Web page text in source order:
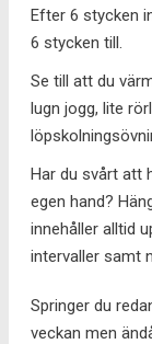
Efter 6 stycken
6 stycken till.
Se till att du
lugn jogg, lite
Har du svårt att
egen hand?
innehåller alltid
intervaller samt
Springer du
veckan men